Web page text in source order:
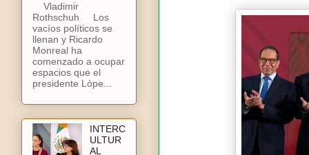
Vladimir
Rothschuh Los
vacíos políticos se
llenan y Ricardo
Monreal ha
comenzado a ocupar
espacios que el
presidente Lópe...
INTERC
ULTUR
AL